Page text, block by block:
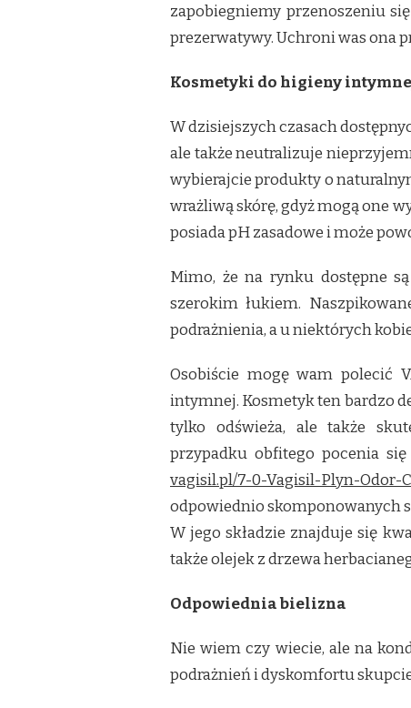
zapobiegniemy przenoszeniu
prezerwatywy. Uchroni was ona
Kosmetyki do higieny
W dzisiejszych czasach
ale także neutralizuje
wybierajcie produkty o
wrażliwą skórę, gdyż mogą one
posiada pH zasadowe i może
Mimo, że na rynku dostępne
szerokim łukiem.
podrażnienia, a u niektórych
Osobiście mogę wam polecić
intymnej. Kosmetyk ten bardzo
tylko odświeża, ale także
przypadku obfitego pocenia
vagisil.pl/7-0-Vagisil-Plyn-Odor-
odpowiednio skomponowanych
W jego składzie znajduje się
także olejek z drzewa
Odpowiednia bielizna
Nie wiem czy wiecie, ale na
podrażnień i dyskomfortu